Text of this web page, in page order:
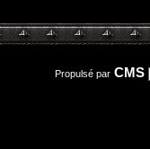
Propulsé par CMS